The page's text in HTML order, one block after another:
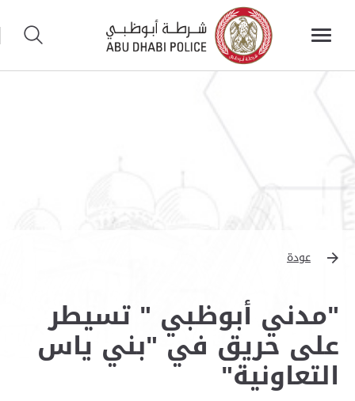
عودة
"مدني أبوظبي " تسيطر
على حريق في "بني ياس
التعاونية"